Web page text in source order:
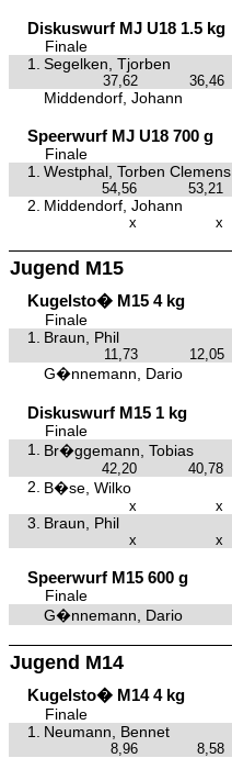
Diskuswurf MJ U18 1.5 kg
Finale
1.
Segelken, Tjorben
37,62
36,46
Middendorf, Johann
Speerwurf MJ U18 700 g
Finale
1.
Westphal, Torben Clemens
54,56
53,21
2. Middendorf, Johann
x
x
Jugend M15
Kugelsto� M15 4 kg
Finale
1.
Braun, Phil
11,73
12,05
G�nnemann, Dario
Diskuswurf M15 1 kg
Finale
1.
Br�ggemann, Tobias
42,20
40,78
2. B�se, Wilko
x
x
3. Braun, Phil
x
x
Speerwurf M15 600 g
Finale
G�nnemann, Dario
Jugend M14
Kugelsto� M14 4 kg
Finale
1.
Neumann, Bennet
8,96
8,58